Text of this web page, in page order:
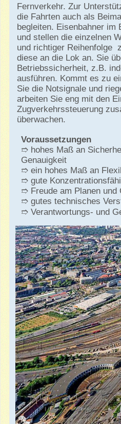
Fernverkehr. Zur
die Fahrten auch als
begleiten. Eisenbahner im
und stellen die einzelnen
und richtiger Reihenfolge
diese an die Lok an. Sie
Betriebssicherheit, z.B.
ausführen. Kommt es zu
Sie die Notsignale und
arbeiten Sie eng mit den
Zugverkehrssteuerung
überwachen.
Voraussetzungen
➱ hohes Maß an
Genauigkeit
➱ ein hohes Maß an
➱ gute
➱ Freude am Planen und
➱ gutes technisches
➱ Verantwortungs- und